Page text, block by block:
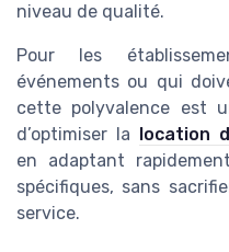
niveau de qualité.
Pour les
événements ou qui
cette polyvalence est
d’optimiser la
location
en adaptant
spécifiques, sans
service.